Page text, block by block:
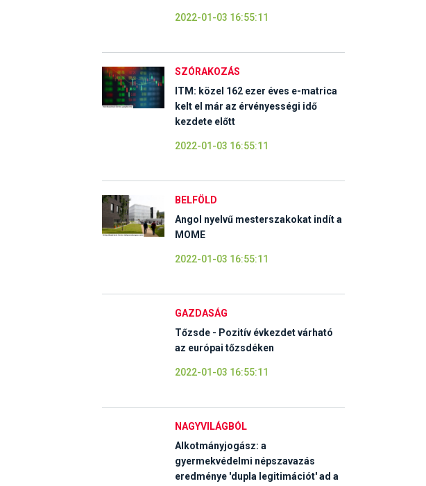
2022-01-03 16:55:11
SZÓRAKOZÁS
ITM: közel 162 ezer éves e-matrica
kelt el már az érvényességi idő
kezdete előtt
2022-01-03 16:55:11
BELFÖLD
Angol nyelvű mesterszakokat indít a
MOME
2022-01-03 16:55:11
GAZDASÁG
Tőzsde - Pozitív évkezdet várható
az európai tőzsdéken
2022-01-03 16:55:11
NAGYVILÁGBÓL
Alkotmányjogász: a
gyermekvédelmi népszavazás
eredménye 'dupla legitimációt' ad a